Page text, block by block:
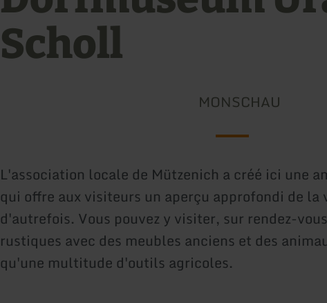
Scholl
MONSCHAU
L'association locale de Mützenich a créé ici une
qui offre aux visiteurs un aperçu approfondi de la
d'autrefois. Vous pouvez y visiter, sur rendez-
rustiques avec des meubles anciens et des
qu'une multitude d'outils agricoles.